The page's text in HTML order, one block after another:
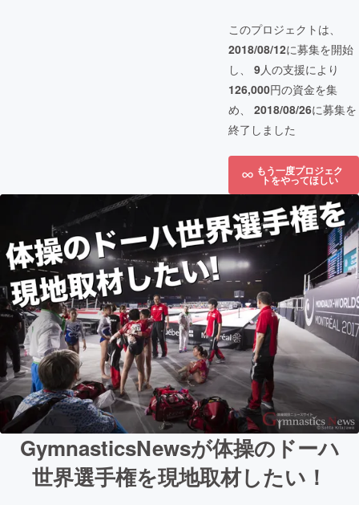
このプロジェクトは、
2018/08/12に募集を開始
し、 9人の支援により
126,000円の資金を集
め、 2018/08/26に募集を
終了しました
もう一度プロジェク
トをやってほしい
GymnasticsNewsが体操のドーハ
世界選手権を現地取材したい！